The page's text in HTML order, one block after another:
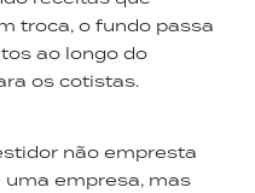
troca, o fundo passa
ao longo do
os cotistas.
não empresta
empresa, mas